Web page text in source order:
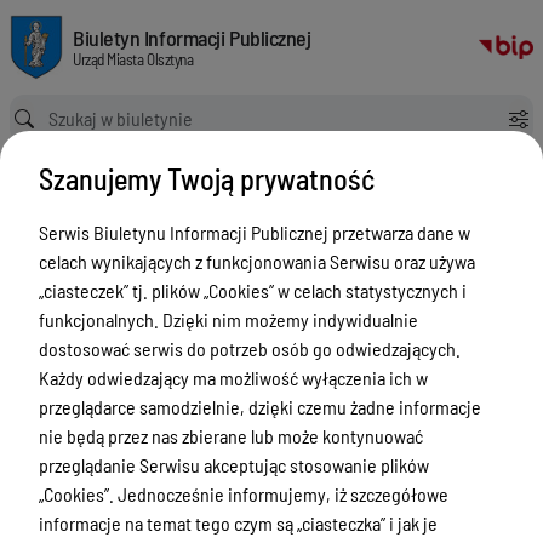
Zadania miasta
Biuletyn Informacji Publicznej Urząd Miasta Olsztyna
Biuletyn Informacji Publicznej
Urząd Miasta Olsztyna
Ścieżka powrotu
Strona główna Zadania miasta
Zadania miasta
Menu Przedmiotowe
ZAŁATWIANIE SPRAW
Ogłoszenia
Bezpieczeństwo
Urodzenia, małżeństwa, zgony,
meldunek, dowód, komunikacja,
działalność, alkohol
Budżet, finanse i majątek
Szanujemy Twoją prywatność
Serwis Biuletynu Informacji Publicznej przetwarza dane w
celach wynikających z funkcjonowania Serwisu oraz używa
„ciasteczek” tj. plików „Cookies” w celach statystycznych i
funkcjonalnych. Dzięki nim możemy indywidualnie
dostosować serwis do potrzeb osób go odwiedzających.
Każdy odwiedzający ma możliwość wyłączenia ich w
przeglądarce samodzielnie, dzięki czemu żadne informacje
nie będą przez nas zbierane lub może kontynuować
przeglądanie Serwisu akceptując stosowanie plików
„Cookies”. Jednocześnie informujemy, iż szczegółowe
informacje na temat tego czym są „ciasteczka” i jak je